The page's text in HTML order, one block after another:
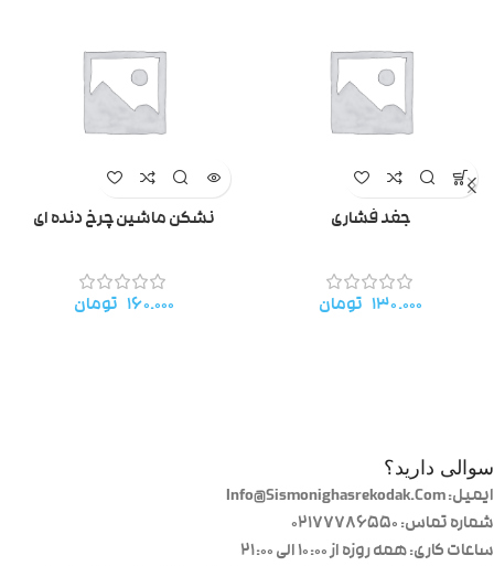
جغد فشاری
۱۳۰.۰۰۰ تومان
نشکن ماشین چرخ دنده ای
۱۶۰.۰۰۰ تومان
سوالی دارید؟
ایمیل: Info@Sismonighasrekodak.Com
شماره تماس: 02177786550
ساعات کاری: همه روزه از ۱۰:۰۰ الی ۲۱:۰۰